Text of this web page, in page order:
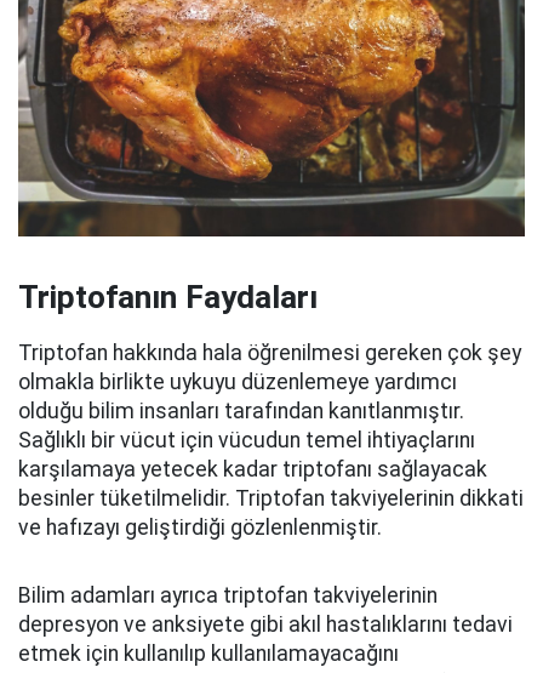
Triptofanın Faydaları
Triptofan hakkında hala öğrenilmesi gereken çok şey
olmakla birlikte uykuyu düzenlemeye yardımcı
olduğu bilim insanları tarafından kanıtlanmıştır.
Sağlıklı bir vücut için vücudun temel ihtiyaçlarını
karşılamaya yetecek kadar triptofanı sağlayacak
besinler tüketilmelidir. Triptofan takviyelerinin dikkati
ve hafızayı geliştirdiği gözlenlenmiştir.
Bilim adamları ayrıca triptofan takviyelerinin
depresyon ve anksiyete gibi akıl hastalıklarını tedavi
etmek için kullanılıp kullanılamayacağını